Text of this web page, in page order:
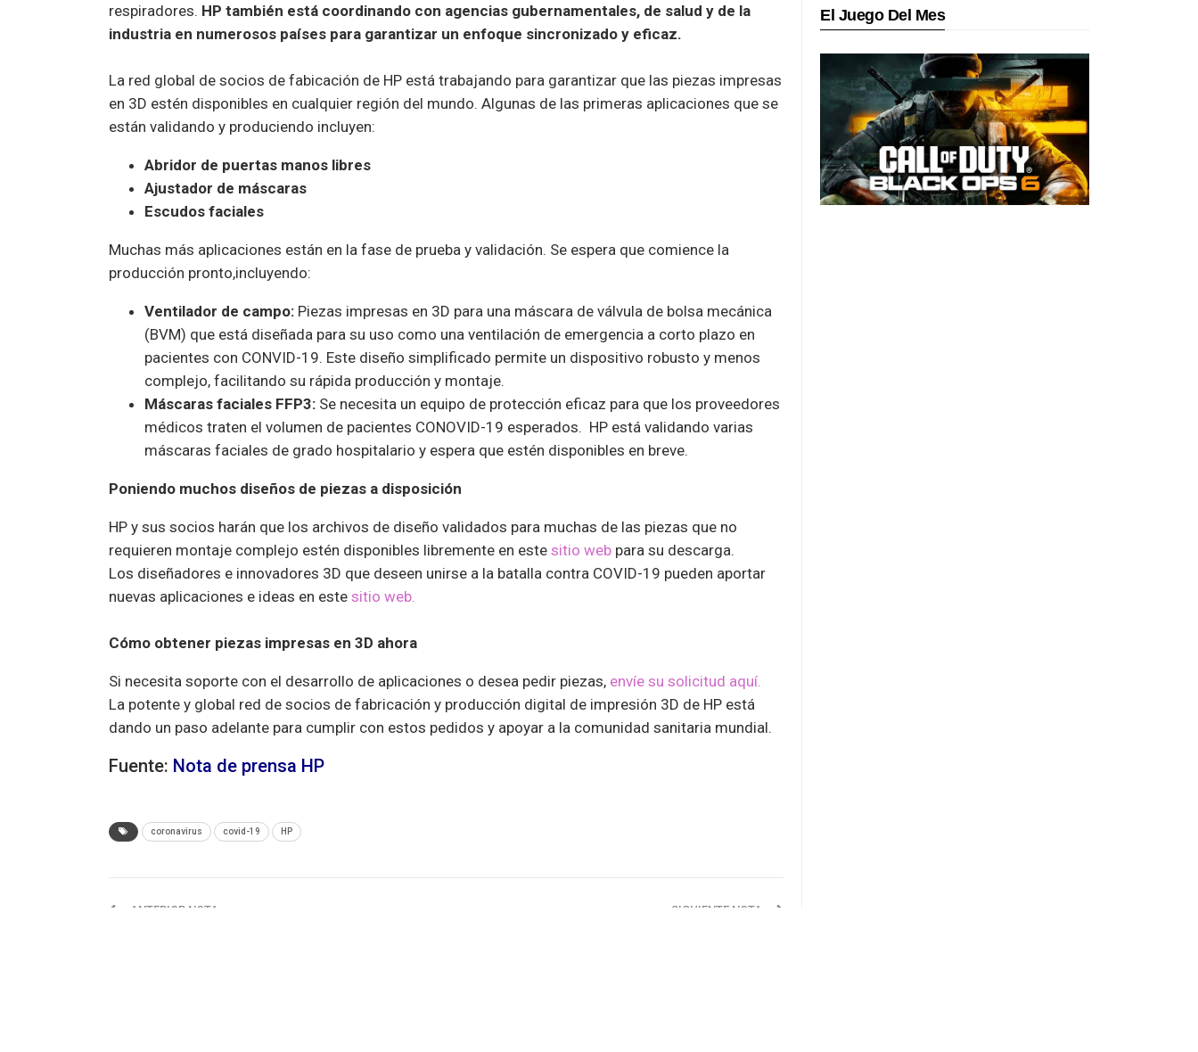
respiradores. HP también está coordinando con agencias gubernamentales, de salud y de la
industria en numerosos países para garantizar un enfoque sincronizado y eficaz.
La red global de socios de fabicación de HP está trabajando para garantizar que las piezas impresas
en 3D estén disponibles en cualquier región del mundo. Algunas de las primeras aplicaciones que se
están validando y produciendo incluyen:
Abridor de puertas manos libres
Ajustador de máscaras
Escudos faciales
Muchas más aplicaciones están en la fase de prueba y validación. Se espera que comience la
producción pronto,incluyendo:
Ventilador de campo: Piezas impresas en 3D para una máscara de válvula de bolsa mecánica
(BVM) que está diseñada para su uso como una ventilación de emergencia a corto plazo en
pacientes con CONVID-19. Este diseño simplificado permite un dispositivo robusto y menos
complejo, facilitando su rápida producción y montaje.
Máscaras faciales FFP3: Se necesita un equipo de protección eficaz para que los proveedores
médicos traten el volumen de pacientes CONOVID-19 esperados. HP está validando varias
máscaras faciales de grado hospitalario y espera que estén disponibles en breve.
Poniendo muchos diseños de piezas a disposición
HP y sus socios harán que los archivos de diseño validados para muchas de las piezas que no
requieren montaje complejo estén disponibles libremente en este sitio web para su descarga.
Los diseñadores e innovadores 3D que deseen unirse a la batalla contra COVID-19 pueden aportar
nuevas aplicaciones e ideas en este sitio web.
Cómo obtener piezas impresas en 3D ahora
Si necesita soporte con el desarrollo de aplicaciones o desea pedir piezas, envíe su solicitud aquí.
La potente y global red de socios de fabricación y producción digital de impresión 3D de HP está
dando un paso adelante para cumplir con estos pedidos y apoyar a la comunidad sanitaria mundial.
Fuente: Nota de prensa HP
coronavirus covid-19 HP
ANTERIOR NOTA SIGUIENTE NOTA
El Juego Del Mes